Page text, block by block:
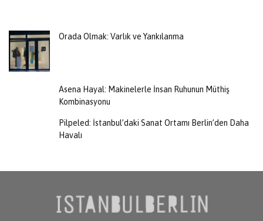
Orada Olmak: Varlık ve Yankılanma
Asena Hayal: Makinelerle İnsan Ruhunun Müthiş
Kombinasyonu
Pilpeled: İstanbul’daki Sanat Ortamı Berlin’den Daha
Havalı